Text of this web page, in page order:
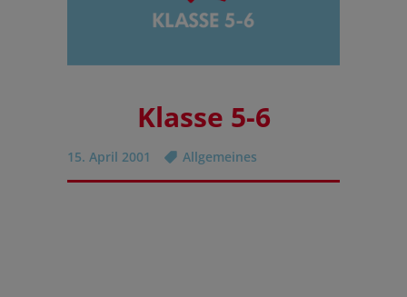
Klasse 5-6
15. April 2001 Allgemeines